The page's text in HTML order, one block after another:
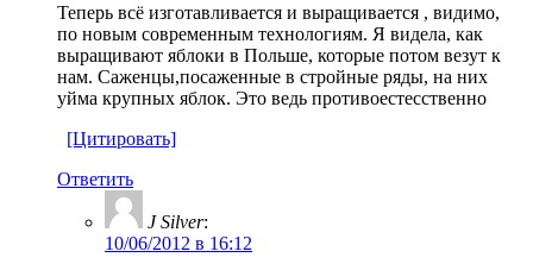
Теперь всё изготавливается и выращивается , видимо,
по новым современным технологиям. Я видела, как
выращивают яблоки в Польше, которые потом везут к
нам. Саженцы,посаженные в стройные ряды, на них
уйма крупных яблок. Это ведь противоестесственно
[Цитировать]
Ответить
J Silver:
10/06/2012 в 16:12